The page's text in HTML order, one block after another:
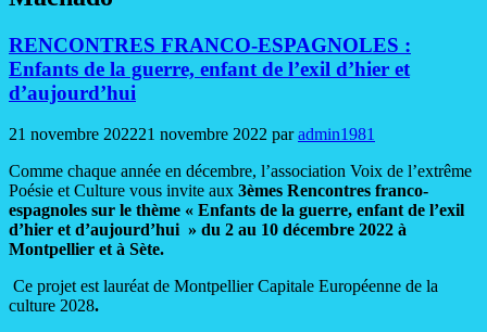
RENCONTRES FRANCO-ESPAGNOLES :
Enfants de la guerre, enfant de l’exil d’hier et
d’aujourd’hui
21 novembre 202221 novembre 2022 paradmin1981
Comme chaque année en décembre, l’association Voix de l’extrême
Poésie et Culture vous invite aux 3èmes Rencontres franco-
espagnoles sur le thème « Enfants de la guerre, enfant de l’exil
d’hier et d’aujourd’hui » du 2 au 10 décembre 2022 à
Montpellier et à Sète.
Ce projet est lauréat de Montpellier Capitale Européenne de la
culture 2028.